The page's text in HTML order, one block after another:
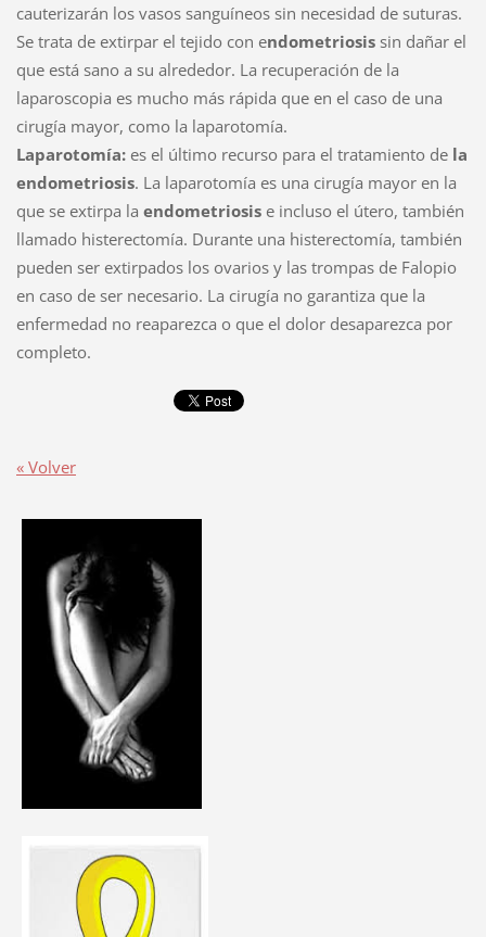
cauterizarán los vasos sanguíneos sin necesidad de suturas.
Se trata de extirpar el tejido con endometriosis sin dañar el
que está sano a su alrededor. La recuperación de la
laparoscopia es mucho más rápida que en el caso de una
cirugía mayor, como la laparotomía.
Laparotomía: es el último recurso para el tratamiento de la
endometriosis. La laparotomía es una cirugía mayor en la
que se extirpa la endometriosise incluso el útero, también
llamado histerectomía. Durante una histerectomía, también
pueden ser extirpados los ovarios y las trompas de Falopio
en caso de ser necesario. La cirugía no garantiza que la
enfermedad no reaparezca o que el dolor desaparezca por
completo.
« Volver